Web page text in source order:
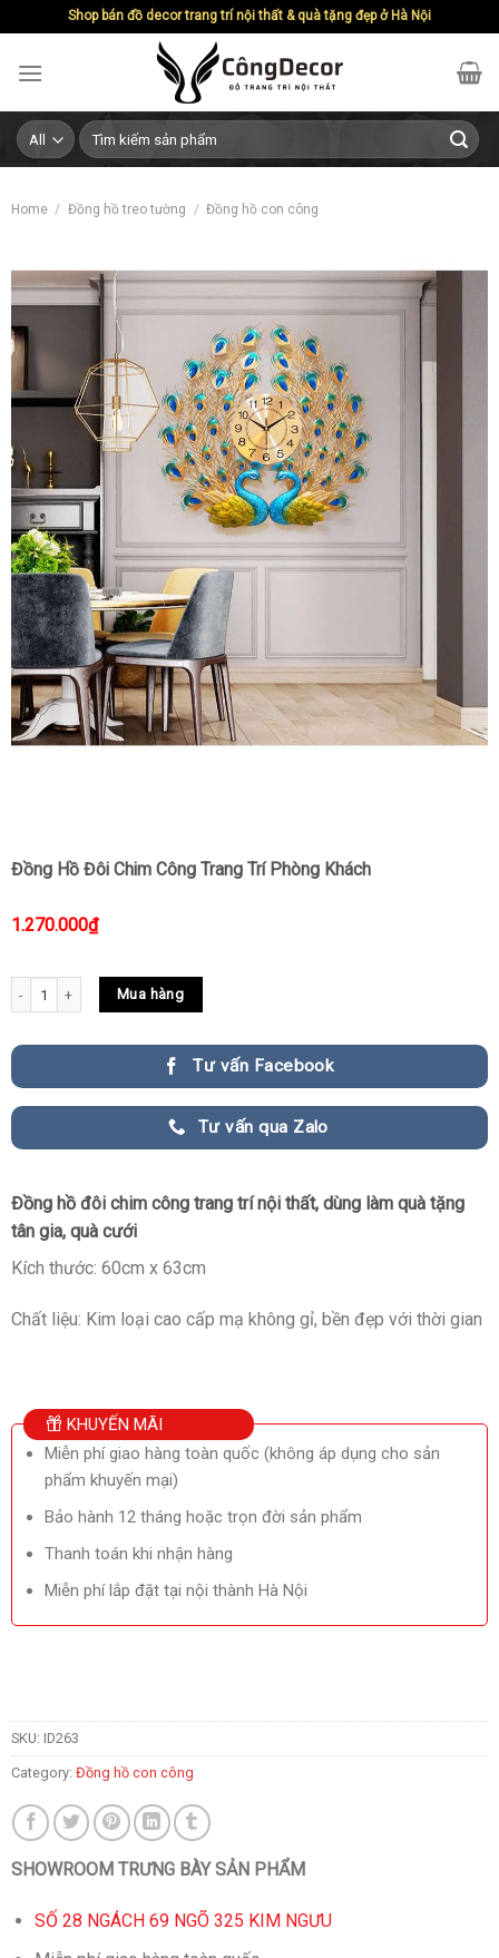
content
Shop bán đồ decor trang trí nội thất & quà tặng đẹp ở Hà Nội
Search
for:
Home / Đồng hồ treo tường / Đồng hồ con công
Đồng Hồ Đôi Chim Công Trang Trí Phòng Khách
1.270.000₫
Đồng Hồ Đôi Chim Công Trang Trí Phòng Khách quantity
Mua hàng
Tư vấn Facebook
Tư vấn qua Zalo
Đồng hồ đôi chim công trang trí nội thất, dùng làm quà tặng
tân gia, quà cưới
Kích thước: 60cm x 63cm
Chất liệu: Kim loại cao cấp mạ không gỉ, bền đẹp với thời gian
KHUYẾN MÃI
Miễn phí giao hàng toàn quốc (không áp dụng cho sản
phẩm khuyến mại)
Bảo hành 12 tháng hoặc trọn đời sản phẩm
Thanh toán khi nhận hàng
Miễn phí lắp đặt tại nội thành Hà Nội
SKU: ID263
Category: Đồng hồ con công
SHOWROOM TRƯNG BÀY SẢN PHẨM
SỐ 28 NGÁCH 69 NGÕ 325 KIM NGƯU